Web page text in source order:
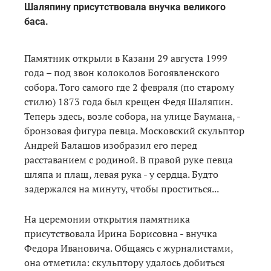
Шаляпину присутствовала внучка великого
баса.
Памятник открыли в Казани 29 августа 1999
года – под звон колоколов Богоявленского
собора. Того самого где 2 февраля (по старому
стилю) 1873 года был крещен Федя Шаляпин.
Теперь здесь, возле собора, на улице Баумана, -
бронзовая фигура певца. Московский скульптор
Андрей Балашов изобразил его перед
расставанием с родиной. В правой руке певца
шляпа и плащ, левая рука - у сердца. Будто
задержался на минуту, чтобы проститься...
На церемонии открытия памятника
присутствовала Ирина Борисовна - внучка
Федора Ивановича. Общаясь с журналистами,
она отметила: скульптору удалось добиться